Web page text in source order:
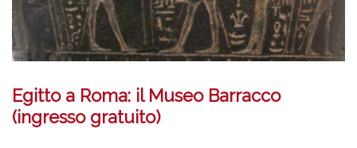
Egitto a Roma: il Museo Barracco
(ingresso gratuito)